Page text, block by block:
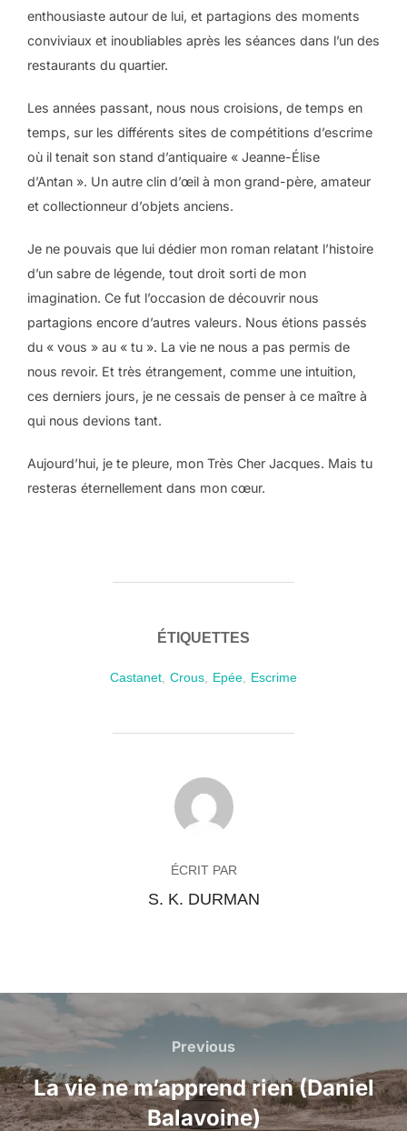
enthousiaste autour de lui, et partagions des moments
conviviaux et inoubliables après les séances dans l’un des
restaurants du quartier.
Les années passant, nous nous croisions, de temps en
temps, sur les différents sites de compétitions d’escrime
où il tenait son stand d’antiquaire « Jeanne-Élise
d’Antan ». Un autre clin d’œil à mon grand-père, amateur
et collectionneur d’objets anciens.
Je ne pouvais que lui dédier mon roman relatant l’histoire
d’un sabre de légende, tout droit sorti de mon
imagination. Ce fut l’occasion de découvrir nous
partagions encore d’autres valeurs. Nous étions passés
du « vous » au « tu ». La vie ne nous a pas permis de
nous revoir. Et très étrangement, comme une intuition,
ces derniers jours, je ne cessais de penser à ce maître à
qui nous devions tant.
Aujourd’hui, je te pleure, mon Très Cher Jacques. Mais tu
resteras éternellement dans mon cœur.
ÉTIQUETTES
Castanet Crous Epée Escrime
AUTEUR DE LA PUBLICATION
ÉCRIT PAR
S. K. DURMAN
Navigation
de
l’article
Previous
Previous
La vie ne m’apprend rien (Daniel
Balavoine)